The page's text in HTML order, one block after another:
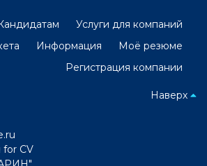
Кандидатам
Услуги для компаний
Информация
Моё резюме
Регистрация компании
Наверх
for CV